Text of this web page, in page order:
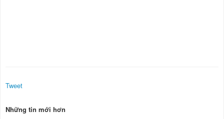
Tweet
Những tin mới hơn